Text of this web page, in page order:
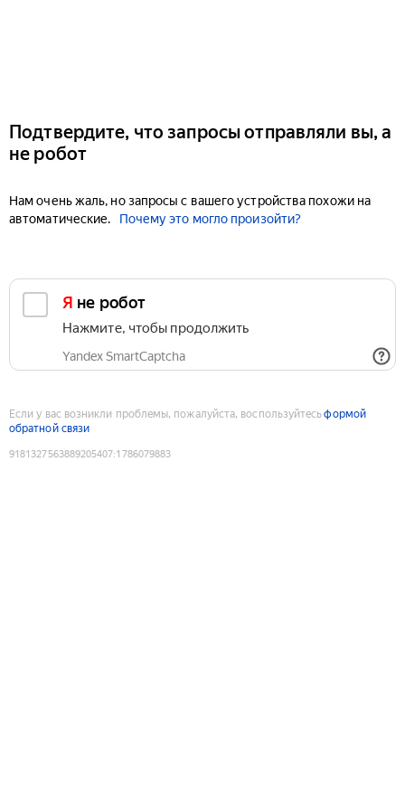
Подтвердите, что запросы отправляли вы, а
не робот
Нам очень жаль, но запросы с вашего устройства похожи на
автоматические.
Почему это могло произойти?
Я не робот
Нажмите, чтобы продолжить
Yandex SmartCaptcha
Если у вас возникли проблемы, пожалуйста, воспользуйтесьформой
обратной связи
9181327563889205407:1786079883